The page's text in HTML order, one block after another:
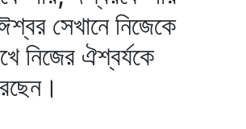
সেখানে নিজেকে
নিজের ঐশ্বর্যকে